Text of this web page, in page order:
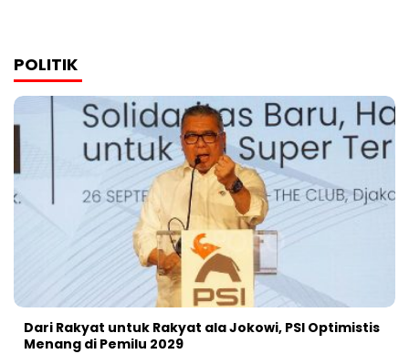
POLITIK
Dari Rakyat untuk Rakyat ala Jokowi, PSI Optimistis
Menang di Pemilu 2029